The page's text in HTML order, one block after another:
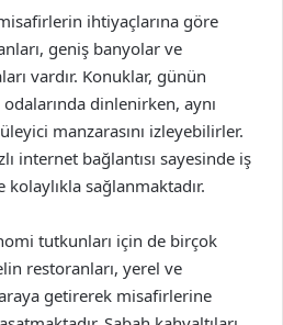
ihtiyaçlarına göre
geniş banyolar ve
vardır. Konuklar, günün
dinlenirken, aynı
manzarasını izleyebilirler.
internet bağlantısı sayesinde iş
sağlanmaktadır.
tutkunları için de birçok
restoranları, yerel ve
getirerek misafirlerine